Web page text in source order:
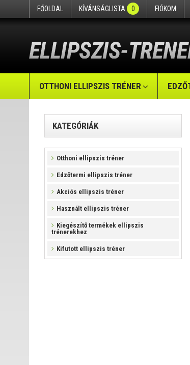
FŐOLDAL KÍVÁNSÁGLISTA 0 FIÓKOM
OTTHONI ELLIPSZIS TRÉNER
KATEGÓRIÁK
Otthoni ellipszis tréner
Edzőtermi ellipszis tréner
Akciós ellipszis tréner
Használt ellipszis tréner
Kiegészítő termékek ellipszis
trénerekhez
Kifutott ellipszis tréner